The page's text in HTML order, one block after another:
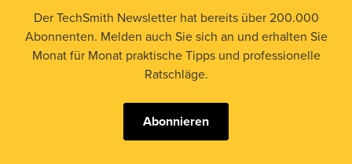
Der TechSmith Newsletter hat bereits über 200.000
Abonnenten. Melden auch Sie sich an und erhalten Sie
Monat für Monat praktische Tipps und professionelle
Ratschläge.
Abonnieren